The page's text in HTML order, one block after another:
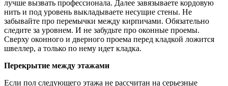
лучше вызвать профессионала. Далее завязываете кордовую
нить и под уровень выкладываете несущие стены. Не
забывайте про перемычки между кирпичами. Обязательно
следите за уровнем. И не забудьте про оконные проемы.
Сверху оконного и дверного проема перед кладкой ложится
швеллер, а только по нему идет кладка.
Перекрытие между этажами
Если пол следующего этажа не рассчитан на серьезные